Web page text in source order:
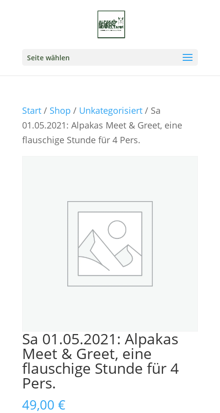
Seite wählen
Start/ Shop / Unkategorisiert/ Sa
01.05.2021: Alpakas Meet & Greet, eine
flauschige Stunde für 4 Pers.
Sa 01.05.2021: Alpakas
Meet & Greet, eine
flauschige Stunde für 4
Pers.
49,00 €